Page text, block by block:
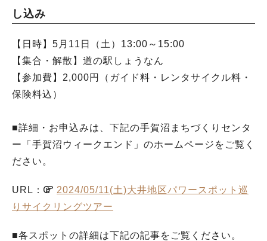
し込み
【日時】5月11日（土）13:00～15:00
【集合・解散】道の駅しょうなん
【参加費】2,000円（ガイド料・レンタサイクル料・
保険料込）
■詳細・お申込みは、下記の手賀沼まちづくりセンタ
ー「手賀沼ウィークエンド」のホームページをご覧く
ださい。
URL：
2024/05/11(土)大井地区パワースポット巡
りサイクリングツアー
■各スポットの詳細は下記の記事をご覧ください。